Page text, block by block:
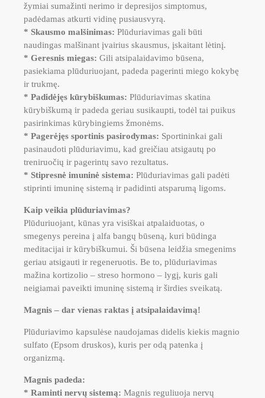
žymiai sumažinti nerimo ir depresijos simptomus,
padėdamas atkurti vidinę pusiausvyrą.
* Skausmo malšinimas: Plūduriavimas gali būti
naudingas malšinant įvairius skausmus, įskaitant lėtinį.
* Geresnis miegas: Gili atsipalaidavimo būsena,
pasiekiama plūduriuojant, padeda pagerinti miego kokybę
ir trukmę.
* Padidėjęs kūrybiškumas: Plūduriavimas skatina
kūrybiškumą ir padeda geriau susikaupti, todėl tai puikus
pasirinkimas kūrybingiems žmonėms.
* Pagerėjęs sportinis pasirodymas: Sportininkai gali
pasinaudoti plūduriavimu, kad greičiau atsigautų po
treniruočių ir pagerintų savo rezultatus.
* Stipresnė imuninė sistema: Plūduriavimas gali padėti
stiprinti imuninę sistemą ir padidinti atsparumą ligoms.
Kaip veikia plūduriavimas?
Plūduriuojant, kūnas yra visiškai atpalaiduotas, o
smegenys pereina į alfa bangų būseną, kuri būdinga
meditacijai ir kūrybiškumui. Ši būsena leidžia smegenims
geriau atsigauti ir regeneruotis. Be to, plūduriavimas
mažina kortizolio – streso hormono – lygį, kuris gali
neigiamai paveikti imuninę sistemą ir širdies sveikatą.
Magnis – dar vienas raktas į atsipalaidavimą!
Plūduriavimo kapsulėse naudojamas didelis kiekis magnio
sulfato (Epsom druskos), kuris per odą patenka į
organizmą.
Magnis padeda:
* Raminti nervų sistemą: Magnis reguliuoja nervų